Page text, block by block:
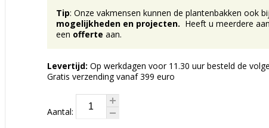
Tip: Onze vakmensen kunnen de plantenbakken ook
mogelijkheden en projecten. Heeft u meerdere
een offerte aan.
Levertijd: Op werkdagen voor 11.30 uur besteld de
Gratis verzending vanaf 399 euro
Aantal: